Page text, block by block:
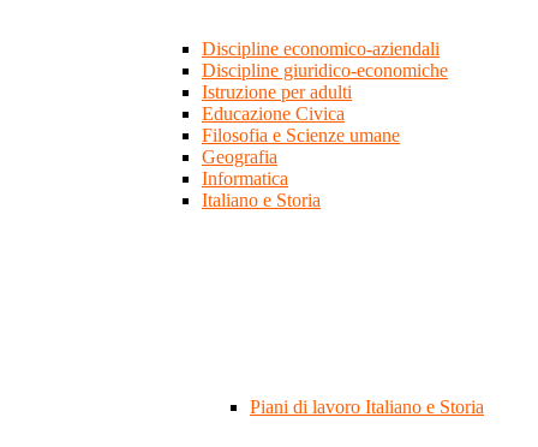
Discipline economico-aziendali
Discipline giuridico-economiche
Istruzione per adulti
Educazione Civica
Filosofia e Scienze umane
Geografia
Informatica
Italiano e Storia
Piani di lavoro Italiano e Storia